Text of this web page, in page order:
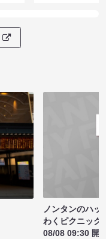
ノンタンのハッ
わくピクニック
08/08 09:30 開